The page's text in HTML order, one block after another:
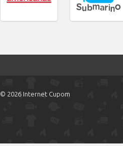
© 2026 Internet Cupom